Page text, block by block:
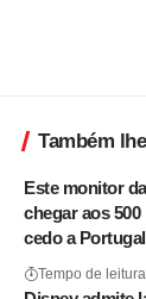
Também
Este monitor
chegar aos
cedo a
Tempo de